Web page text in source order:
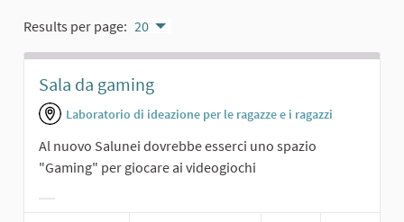
Results per page: 20
Sala da gaming
Laboratorio di ideazione per le ragazze e i ragazzi
Al nuovo Salunei dovrebbe esserci uno spazio
"Gaming" per giocare ai videogiochi